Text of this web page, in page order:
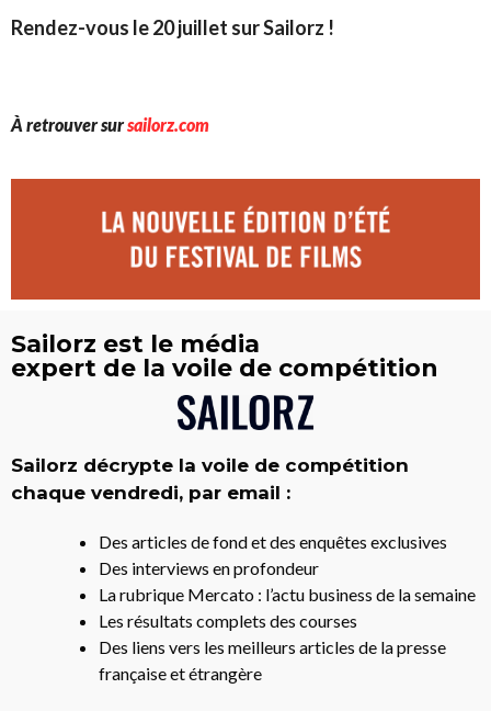
Rendez-vous le 20 juillet sur Sailorz !
À retrouver sursailorz.com
Sailorz est le média
expert de la voile de compétition
Sailorz décrypte la voile de compétition
chaque vendredi, par email :
Des articles de fond et des enquêtes exclusives
Des interviews en profondeur
La rubrique Mercato : l’actu business de la semaine
Les résultats complets des courses
Des liens vers les meilleurs articles de la presse
française et étrangère